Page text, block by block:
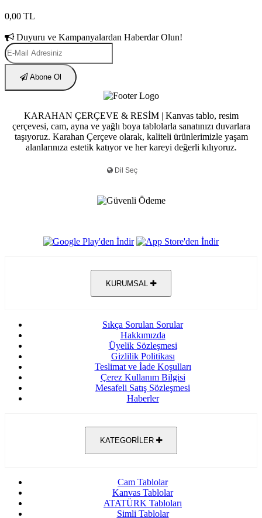
0,00 TL
Duyuru ve Kampanyalardan Haberdar Olun!
Abone Ol
KARAHAN ÇERÇEVE & RESİM | Kanvas tablo, resim
çerçevesi, cam, ayna ve yağlı boya tablolarla sanatınızı duvarlara
taşıyoruz. Karahan Çerçeve olarak, kaliteli ürünlerimizle yaşam
alanlarınıza estetik katıyor ve her kareyi değerli kılıyoruz.
KURUMSAL
Sıkça Sorulan Sorular
Hakkımızda
Üyelik Sözleşmesi
Gizlilik Politikası
Teslimat ve İade Koşulları
Çerez Kullanım Bilgisi
Mesafeli Satış Sözleşmesi
Haberler
KATEGORİLER
Cam Tablolar
Kanvas Tablolar
ATATÜRK Tabloları
Simli Tablolar